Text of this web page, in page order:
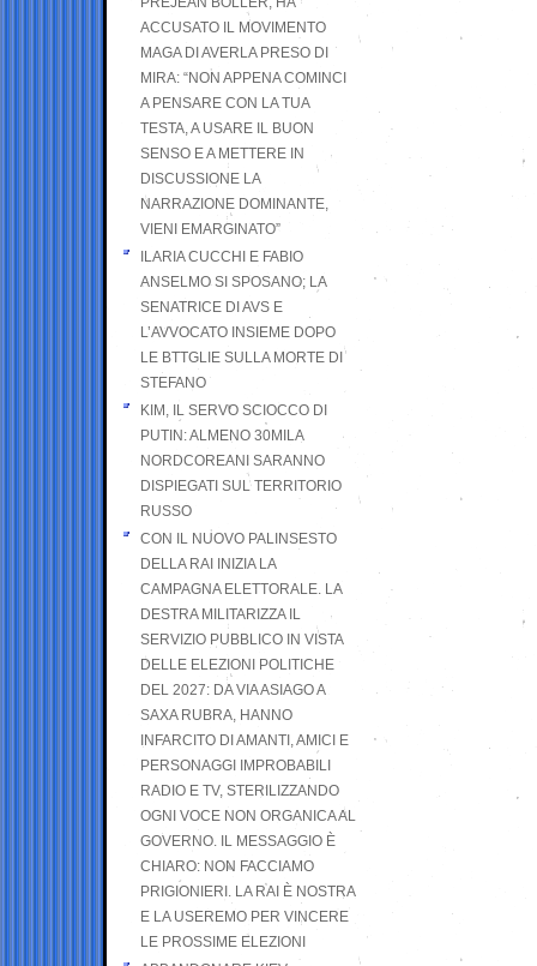
ACCUSATO IL MOVIMENTO
MAGA DI AVERLA PRESO DI
MIRA: “NON APPENA COMINCI
A PENSARE CON LA TUA
TESTA, A USARE IL BUON
SENSO E A METTERE IN
DISCUSSIONE LA
NARRAZIONE DOMINANTE,
VIENI EMARGINATO”
ILARIA CUCCHI E FABIO
ANSELMO SI SPOSANO; LA
SENATRICE DI AVS E
L’AVVOCATO INSIEME DOPO
LE BTTGLIE SULLA MORTE DI
STEFANO
KIM, IL SERVO SCIOCCO DI
PUTIN: ALMENO 30MILA
NORDCOREANI SARANNO
DISPIEGATI SUL TERRITORIO
RUSSO
CON IL NUOVO PALINSESTO
DELLA RAI INIZIA LA
CAMPAGNA ELETTORALE. LA
DESTRA MILITARIZZA IL
SERVIZIO PUBBLICO IN VISTA
DELLE ELEZIONI POLITICHE
DEL 2027: DA VIA ASIAGO A
SAXA RUBRA, HANNO
INFARCITO DI AMANTI, AMICI E
PERSONAGGI IMPROBABILI
RADIO E TV, STERILIZZANDO
OGNI VOCE NON ORGANICA AL
GOVERNO. IL MESSAGGIO È
CHIARO: NON FACCIAMO
PRIGIONIERI. LA RAI È NOSTRA
E LA USEREMO PER VINCERE
LE PROSSIME ELEZIONI